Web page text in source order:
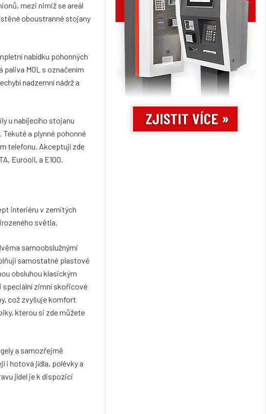
mezi nimiž se areál
oboustranné stojany
nabídku pohonných
MOL s označením
nadzemní nádrž a
u nabíjecího stojanu
Tekuté a plynné pohonné
telefonu. Akceptují zde
Eurooil, a E100.
interiéru v zemitých
světla.
samoobslužnými
samostatné plastové
obsluhou klasickým
speciální zimní skořicové
což zvyšuje komfort
kterou si zde můžete
a samozřejmě
i hotová jídla, polévky a
jídel je k dispozici